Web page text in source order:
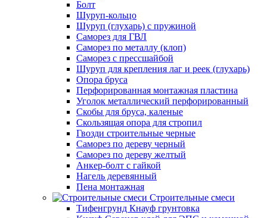
Болт
Шуруп-кольцо
Шуруп (глухарь) с пружиной
Саморез для ГВЛ
Саморез по металлу (клоп)
Саморез с прессшайбой
Шуруп для крепления лаг и реек (глухарь)
Опора бруса
Перфорированная монтажная пластина
Уголок металлический перфорированный
Скобы для бруса, каленые
Скользящая опора для стропил
Гвозди строительные черные
Саморез по дереву черный
Саморез по дереву желтый
Анкер-болт с гайкой
Нагель деревянный
Пена монтажная
Строительные смеси
Тифенгрунд Кнауф грунтовка